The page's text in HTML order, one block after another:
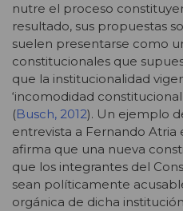
nutre el proceso
resultado, sus propuestas
suelen presentarse como
constitucionales que
que la institucionalidad
‘incomodidad
(Busch, 2012). Un ejemplo
entrevista a Fernando Atria
afirma que una nueva
que los integrantes del
sean políticamente
orgánica de dicha